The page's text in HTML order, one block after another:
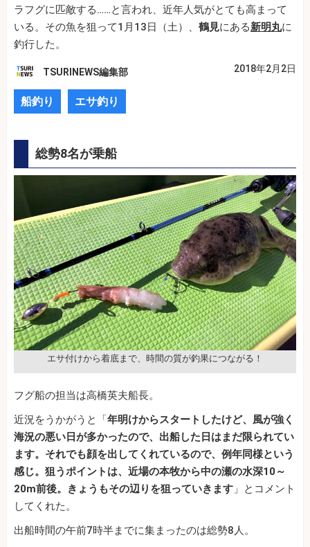
ラフグに匹敵する……と言われ、近年人気がとても高まって
いる。その魚を狙って1月13日（土）、 鶴見にある新明丸に
釣行した。
TSURINEWS編集部 2018年2月2日
船釣り エサ釣り
総勢8名が乗船
エサ付けから着底まで、時間の質が釣果につながる！
フグ船の担当は高橋英夫船長。
近況をうかがうと「年明けからスタートしたけど、風が強く
海況の悪い日が多かったので、出船した日はまだ限られてい
ます。それでも顔を出してくれているので、例年同様という
感じ。狙うポイントは、近場の本牧から中の瀬の水深10～
20m前後。きょうもその辺りを狙っていきます 」とコメント
してくれた。
出船時間の午前7時半までに集まったのは総勢8人。